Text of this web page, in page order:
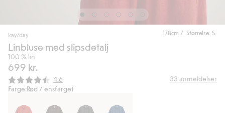
178cm / Størrelse: S
kay/day
Linbluse med slipsdetalj
100 % lin
699 kr.
Gjennomsnittskarakter:
4.6 33 anmeldelser
Farge:Rød / ensfarget